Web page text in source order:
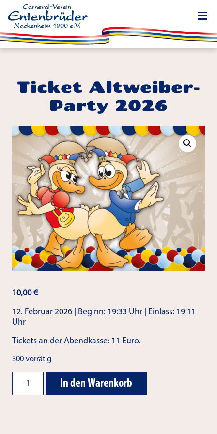
Ticket Altweiber-
Party 2026
10,00€
12. Februar 2026 | Beginn: 19:33 Uhr | Einlass: 19:11
Uhr
Tickets an der Abendkasse: 11 Euro.
300 vorrätig
Altweiber-
Party
In den Warenkorb